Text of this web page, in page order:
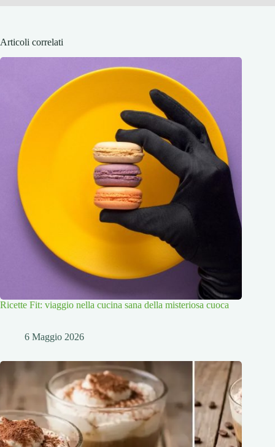
Articoli correlati
Ricette Fit: viaggio nella cucina sana della misteriosa cuoca
6 Maggio 2026